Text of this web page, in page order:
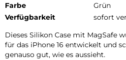
Farbe
Grün
Verfügbarkeit
sofort
Dieses Silikon Case mit MagSafe
für das iPhone 16 entwickelt und
genauso gut, wie es aussieht.